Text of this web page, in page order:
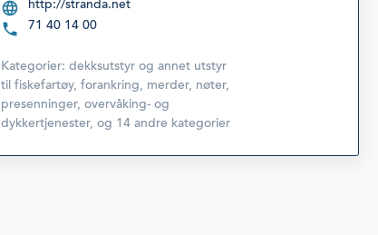
http://stranda.net
71 40 14 00
Kategorier:dekksutstyr og annet utstyr
til fiskefartøy,forankring, merder, nøter,
presenninger, overvåking- og
dykkertjenester,og 14 andre kategorier